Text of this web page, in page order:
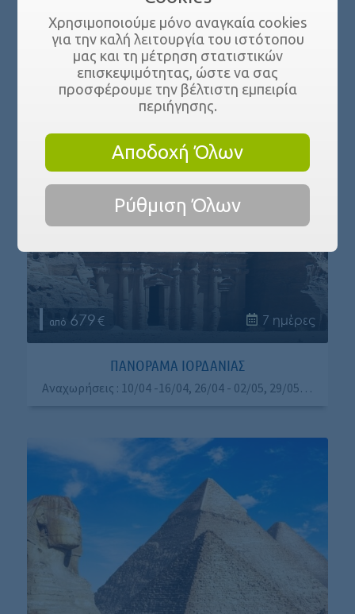
679 7 ημέρες
ΠΑΝΟΡΑΜΑ ΙΟΡΔΑΝΙΑΣ
Αναχωρήσεις : 10/04 -16/04, 26/04 - 02/05, 29/05 - 04/06
Χρησιμοποιούμε μόνο αναγκαία cookies
για την καλή λειτουργία του ιστότοπου
μας και τη μέτρηση στατιστικών
επισκεψιμότητας, ώστε να σας
προσφέρουμε την βέλτιστη εμπειρία
περιήγησης.
Αποδοχή Όλων
Ρύθμιση Όλων